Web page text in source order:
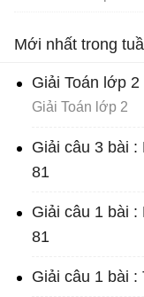
Mới nhất trong
Giải Toán lớp
Giải Toán lớp 2
Giải câu 3 bài :
81
Giải câu 1 bài :
81
Giải câu 1 bài